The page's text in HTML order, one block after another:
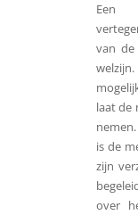
Een
van
laat de
is de
zijn
over